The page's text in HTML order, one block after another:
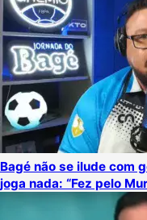
Bagé não se ilude com
joga nada: “Fez pelo